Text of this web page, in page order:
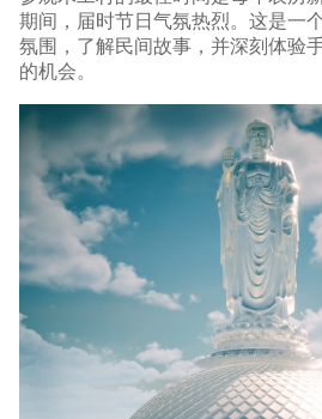
期间，届时节日气氛热烈。这是一
氛围，了解民间故事，并深刻体验
的机会。